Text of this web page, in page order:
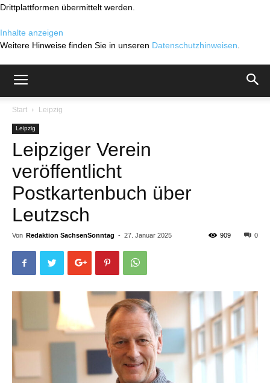
Drittplattformen übermittelt werden.
Inhalte anzeigen
Weitere Hinweise finden Sie in unseren Datenschutzhinweisen
Start Leipzig
Leipzig
Leipziger Verein
veröffentlicht
Postkartenbuch über
Leutzsch
Von Redaktion SachsenSonntag - 27. Januar 2025 0
909